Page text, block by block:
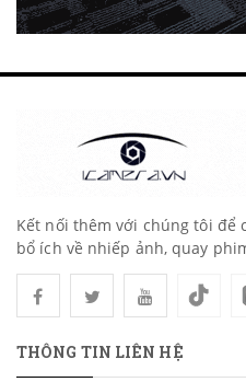
Kết nối thêm với chúng tôi để
bổ ích về nhiếp ảnh, quay
THÔNG TIN LIÊN HỆ